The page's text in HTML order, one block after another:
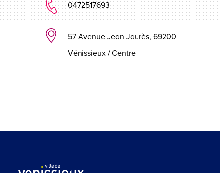
0472517693
57 Avenue Jean Jaurès, 69200
Vénissieux / Centre